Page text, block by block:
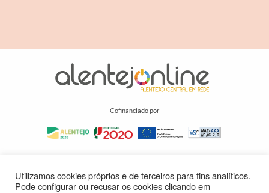
Cofinanciado por
Utilizamos cookies próprios e de terceiros para fins analíticos.
Pode configurar ou recusar os cookies clicando em